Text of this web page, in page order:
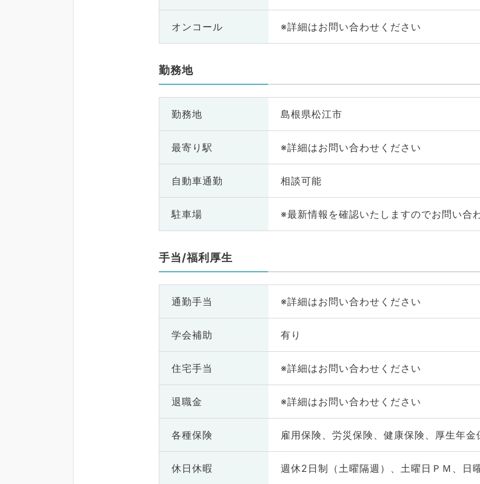
オンコール ※詳細はお問い合わせください
勤務地
勤務地 島根県松江市
最寄り駅 ※詳細はお問い合わせください
自動車通勤 相談可能
駐車場 ※最新情報を確認いたしますのでお問い合
手当/福利厚生
通勤手当 ※詳細はお問い合わせください
学会補助 有り
住宅手当 ※詳細はお問い合わせください
退職金 ※詳細はお問い合わせください
各種保険 雇用保険、労災保険、健康保険、厚生年金
休日休暇 週休2日制（土曜隔週）、土曜日ＰＭ、日